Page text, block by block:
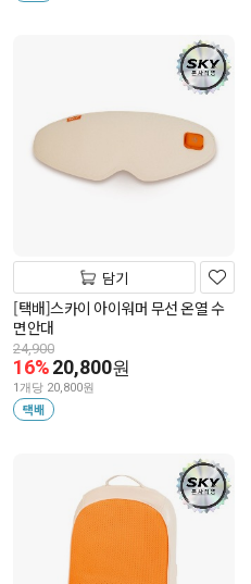
담기
[택배]스카이 아이워머 무선 온열 수
면안대
24,900
16%20,800원
1개당 20,800원
택배